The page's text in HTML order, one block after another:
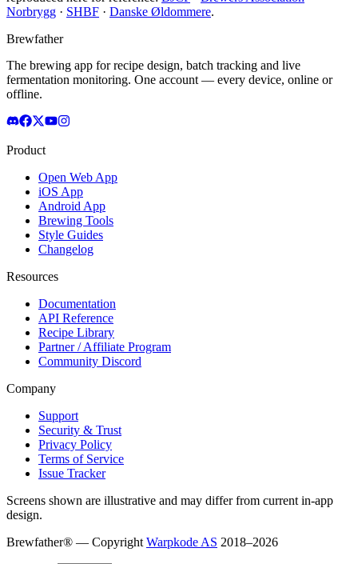
Norbrygg · SHBF · Danske Øldommere.
Brewfather
The brewing app for recipe design, batch tracking and live
fermentation monitoring. One account — every device, online or
offline.
Product
Open Web App
iOS App
Android App
Brewing Tools
Style Guides
Changelog
Resources
Documentation
API Reference
Recipe Library
Partner / Affiliate Program
Community Discord
Company
Support
Security & Trust
Privacy Policy
Terms of Service
Issue Tracker
Screens shown are illustrative and may differ from current in-app
design.
Brewfather® — Copyright Warpkode AS 2018–2026